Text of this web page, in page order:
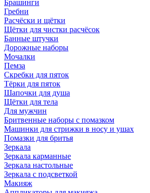
Брашинги
Гребни
Расчёски и щётки
Щётки для чистки расчёсок
Банные штучки
Дорожные наборы
Мочалки
Пемза
Скребки для пяток
Тёрки для пяток
Шапочки для душа
Щётки для тела
Для мужчин
Бритвенные наборы с помазком
Машинки для стрижки в носу и ушах
Помазки для бритья
Зеркала
Зеркала карманные
Зеркала настольные
Зеркала с подсветкой
Макияж